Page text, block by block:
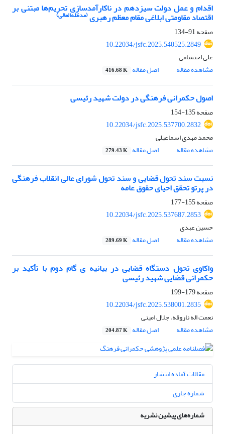
اقدام و عمل دولت سیزدهم در ناکارآمدسازی تحریم‌ها مبتنی بر
اقتصاد مقاومتی ابلاغی مقام معظم رهبری(مدظله‌العالی)
صفحه91-134
10.22034/jsfc.2025.540525.2849
علی احتشامی
مشاهده مقاله
اصل مقاله 416.68 K
اصول حکمرانی فرهنگی در دولت شهید رئیسی
صفحه135-154
10.22034/jsfc.2025.537700.2832
محمد مهدی اسماعیلی
مشاهده مقاله
اصل مقاله 279.43 K
نسبت سند تحول قضایی و سند تحول شورای عالی انقلاب فرهنگی
در پرتو تحقق احیای حقوق عامه
صفحه155-177
10.22034/jsfc.2025.537687.2853
حسین عبدی
مشاهده مقاله
اصل مقاله 289.69 K
واکاوی تحول دستگاه قضایی در بیانیه ی گام دوم با تأکید بر
حکمرانی قضایی شهید رئیسی
صفحه179-199
10.22034/jsfc.2025.538001.2835
نعمت اله ناروقه، جلال امینی
مشاهده مقاله
اصل مقاله 204.87 K
مقالات آماده انتشار
شماره جاری
شماره‌های پیشین نشریه